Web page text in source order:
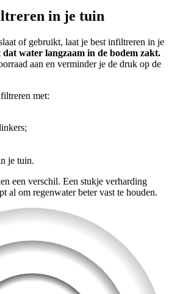
in je tuin
of gebruikt, laat je best infiltreren in je
water langzaam in de bodem zakt.
aan en verminder je de druk op de
met:
je tuin.
een verschil. Een stukje verharding
al om regenwater beter vast te houden.